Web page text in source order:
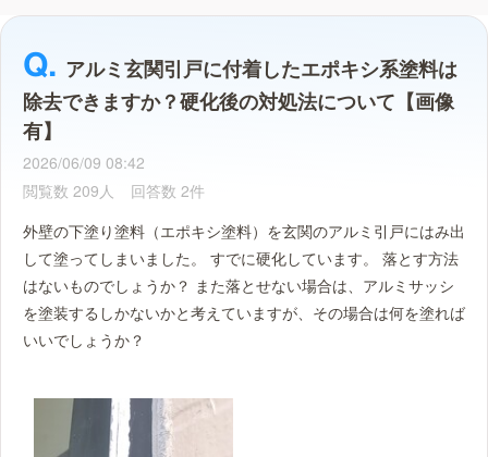
アルミ玄関引戸に付着したエポキシ系塗料は
除去できますか？硬化後の対処法について【画像
有】
2026/06/09 08:42
閲覧数 209人 回答数 2件
外壁の下塗り塗料（エポキシ塗料）を玄関のアルミ引戸にはみ出
して塗ってしまいました。 すでに硬化しています。 落とす方法
はないものでしょうか？ また落とせない場合は、アルミサッシ
を塗装するしかないかと考えていますが、その場合は何を塗れば
いいでしょうか？